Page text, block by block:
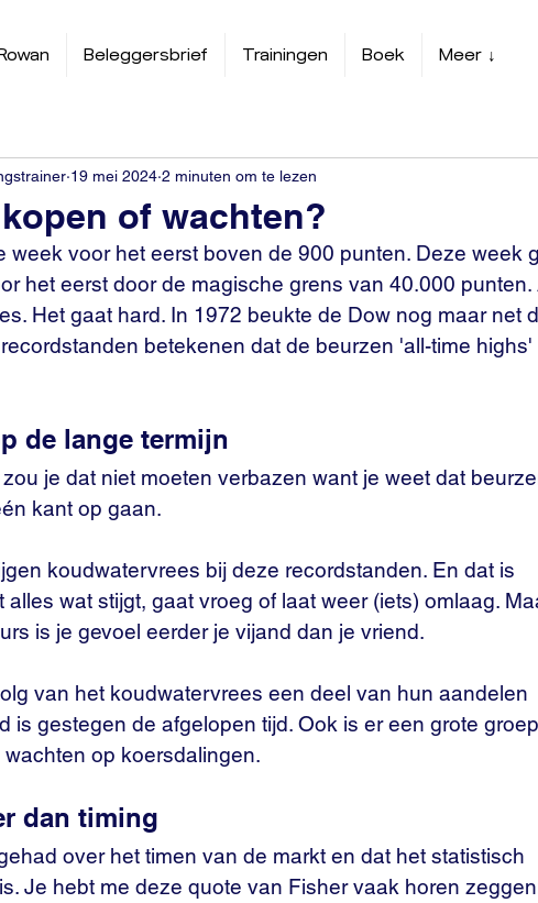
Beleggersbrief Trainingen Boek Meer ↓
of wachten?
19 mei 2024 2 minuten om te lezen
week voor het eerst boven de 900 punten. Deze week
het eerst door de magische grens van 40.000 punten.
Het gaat hard. In 1972 beukte de Dow nog maar net
betekenen dat de beurzen 'all-time highs'
de lange termijn
je dat niet moeten verbazen want je weet dat
kant op gaan.
koudwatervrees bij deze recordstanden. En dat is
alles wat stijgt, gaat vroeg of laat weer (iets) omlaag.
is je gevoel eerder je vijand dan je vriend.
van het koudwatervrees een deel van hun aandelen
is gestegen de afgelopen tijd. Ook is er een grote
op koersdalingen.
dan timing
over het timen van de markt en dat het statistisch
Je hebt me deze quote van Fisher vaak horen